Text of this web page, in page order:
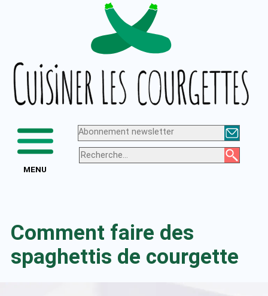
courgettes
MENU
Abonnement newsletter
Comment faire des
spaghettis de courgette